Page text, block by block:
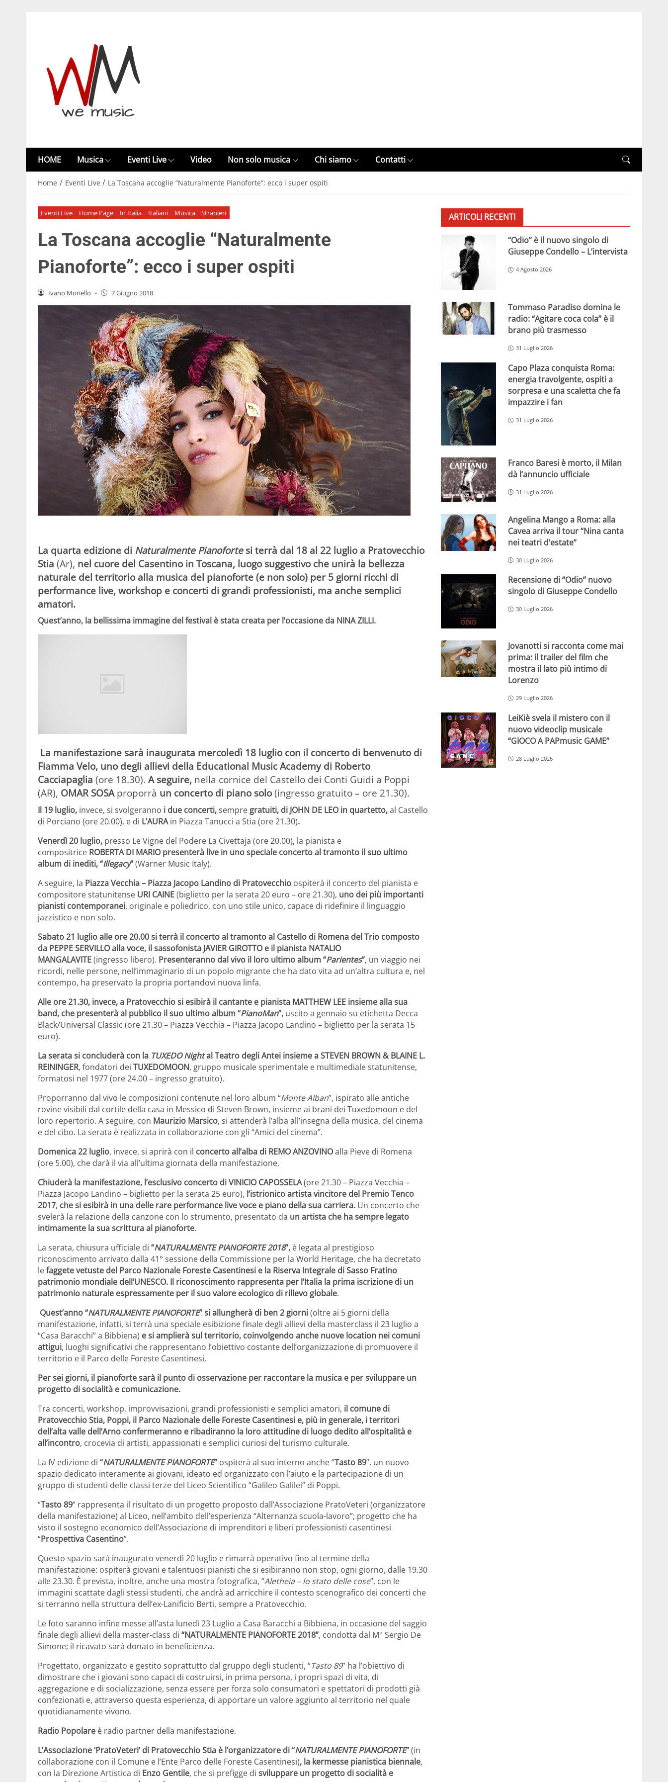
HOME Musica Eventi Live Video Non solo musica Chi siamo Contatti
Home / Eventi Live / La Toscana accoglie “Naturalmente Pianoforte”: ecco i super ospiti
Eventi Live Home Page In Italia Italiani Musica Stranieri
La Toscana accoglie “Naturalmente
Pianoforte”: ecco i super ospiti
Ivano Moriello - 7 Giugno 2018
La quarta edizione di Naturalmente Pianoforte si terrà dal 18 al 22 luglio a Pratovecchio
Stia (Ar), nel cuore del Casentino in Toscana, luogo suggestivo che unirà la bellezza
naturale del territorio alla musica del pianoforte (e non solo) per 5 giorni ricchi di
performance live, workshop e concerti di grandi professionisti, ma anche semplici
amatori.
Quest’anno, la bellissima immagine del festival è stata creata per l’occasione da NINA ZILLI.
La manifestazione sarà inaugurata mercoledì 18 luglio con il concerto di benvenuto di
Fiamma Velo, uno degli allievi della Educational Music Academy di Roberto
Cacciapaglia (ore 18.30). A seguire, nella cornice del Castello dei Conti Guidi a Poppi
(AR), OMAR SOSA proporrà un concerto di piano solo (ingresso gratuito – ore 21.30).
Il 19 luglio, invece, si svolgeranno i due concerti,sempre gratuiti, di JOHN DE LEO in quartetto,al Castello
di Porciano (ore 20.00), e di L’AURAin Piazza Tanucci a Stia (ore 21.30).
Venerdì 20 luglio, presso Le Vigne del Podere La Civettaja (ore 20.00), la pianista e
compositrice ROBERTA DI MARIO presenterà live in uno speciale concerto al tramonto il suo ultimo
album di inediti, “Illegacy”(Warner Music Italy).
A seguire, la Piazza Vecchia – Piazza Jacopo Landino di Pratovecchio ospiterà il concerto del pianista e
compositore statunitense URI CAINE(biglietto per la serata 20 euro – ore 21.30), uno dei più importanti
pianisti contemporanei, originale e poliedrico, con uno stile unico, capace di ridefinire il linguaggio
jazzistico e non solo.
Sabato 21 luglio alle ore 20.00 si terrà il concerto al tramonto al Castello di Romena del Trio composto
da PEPPE SERVILLO alla voce, il sassofonista JAVIER GIROTTO e il pianista NATALIO
MANGALAVITE(ingresso libero). Presenteranno dal vivo il loro ultimo album “Parientes”, un viaggio nei
ricordi, nelle persone, nell’immaginario di un popolo migrante che ha dato vita ad un’altra cultura e, nel
contempo, ha preservato la propria portandovi nuova linfa.
Alle ore 21.30, invece, a Pratovecchio si esibirà il cantante e pianista MATTHEW LEE insieme alla sua
band, che presenterà al pubblico il suo ultimo album “PianoMan”, uscito a gennaio su etichetta Decca
Black/Universal Classic (ore 21.30 – Piazza Vecchia – Piazza Jacopo Landino – biglietto per la serata 15
euro).
La serata si concluderà con la TUXEDO Nightal Teatro degli Antei insieme a STEVEN BROWN & BLAINE L.
REININGER, fondatori dei TUXEDOMOON, gruppo musicale sperimentale e multimediale statunitense,
formatosi nel 1977 (ore 24.00 – ingresso gratuito).
Proporranno dal vivo le composizioni contenute nel loro album “Monte Alban”, ispirato alle antiche
rovine visibili dal cortile della casa in Messico di Steven Brown, insieme ai brani dei Tuxedomoon e del
loro repertorio. A seguire, con Maurizio Marsico, si attenderà l’alba all’insegna della musica, del cinema
e del cibo. La serata è realizzata in collaborazione con gli “Amici del cinema”.
Domenica22 luglio, invece, si aprirà con il concerto all’alba di REMO ANZOVINOalla Pieve di Romena
(ore 5.00), che darà il via all’ultima giornata della manifestazione.
Chiuderà la manifestazione, l’esclusivo concerto di VINICIO CAPOSSELA(ore 21.30 – Piazza Vecchia –
Piazza Jacopo Landino – biglietto per la serata 25 euro), l’istrionico artista vincitore del Premio Tenco
2017, che si esibirà in una delle rare performance live voce e piano della sua carriera. Un concerto che
svelerà la relazione della canzone con lo strumento, presentato da un artista che ha sempre legato
intimamente la sua scrittura al pianoforte.
La serata, chiusura ufficiale di “NATURALMENTE PIANOFORTE 2018”, è legata al prestigioso
riconoscimento arrivato dalla 41° sessione della Commissione per la World Heritage, che ha decretato
lefaggete vetuste del Parco Nazionale Foreste Casentinesi e la Riserva Integrale di Sasso Fratino
patrimonio mondiale dell’UNESCO. Il riconoscimento rappresenta per l’Italia la prima iscrizione di un
patrimonio naturale espressamente per il suo valore ecologico di rilievo globale.
Quest’anno “NATURALMENTE PIANOFORTE” si allungherà di ben 2 giorni(oltre ai 5 giorni della
manifestazione, infatti, si terrà una speciale esibizione finale degli allievi della masterclass il 23 luglio a
“Casa Baracchi” a Bibbiena) e si amplierà sul territorio, coinvolgendo anche nuove location nei comuni
attigui, luoghi significativi che rappresentano l’obiettivo costante dell’organizzazione di promuovere il
territorio e il Parco delle Foreste Casentinesi.
Per sei giorni, il pianoforte sarà il punto di osservazione per raccontare la musica e per sviluppare un
progetto di socialità e comunicazione.
Tra concerti, workshop, improvvisazioni, grandi professionisti e semplici amatori, il comune di
Pratovecchio Stia, Poppi, il Parco Nazionale delle Foreste Casentinesi e, più in generale, i territori
dell’alta valle dell’Arno confermeranno e ribadiranno la loro attitudine di luogo dedito all’ospitalità e
all’incontro, crocevia di artisti, appassionati e semplici curiosi del turismo culturale.
La IV edizione di “NATURALMENTE PIANOFORTE” ospiterà al suo interno anche “Tasto 89”, un nuovo
spazio dedicato interamente ai giovani, ideato ed organizzato con l’aiuto e la partecipazione di un
gruppo di studenti delle classi terze del Liceo Scientifico “Galileo Galilei” di Poppi.
“Tasto 89” rappresenta il risultato di un progetto proposto dall’Associazione PratoVeteri (organizzatore
della manifestazione) al Liceo, nell’ambito dell’esperienza “Alternanza scuola-lavoro”; progetto che ha
visto il sostegno economico dell’Associazione di imprenditori e liberi professionisti casentinesi
“Prospettiva Casentino”.
Questo spazio sarà inaugurato venerdì 20 luglio e rimarrà operativo fino al termine della
manifestazione: ospiterà giovani e talentuosi pianisti che si esibiranno non stop, ogni giorno, dalle 19.30
alle 23.30. È prevista, inoltre, anche una mostra fotografica, “Aletheia – lo stato delle cose”, con le
immagini scattate dagli stessi studenti, che andrà ad arricchire il contesto scenografico dei concerti che
si terranno nella struttura dell’ex-Lanificio Berti, sempre a Pratovecchio.
Le foto saranno infine messe all’asta lunedì 23 Luglio a Casa Baracchi a Bibbiena, in occasione del saggio
finale degli allievi della master-class di “NATURALMENTE PIANOFORTE 2018”, condotta dal M° Sergio De
Simone; il ricavato sarà donato in beneficienza.
Progettato, organizzato e gestito soprattutto dal gruppo degli studenti, “Tasto 89” ha l’obiettivo di
dimostrare che i giovani sono capaci di costruirsi, in prima persona, i propri spazi di vita, di
aggregazione e di socializzazione, senza essere per forza solo consumatori e spettatori di prodotti già
confezionati e, attraverso questa esperienza, di apportare un valore aggiunto al territorio nel quale
quotidianamente vivono.
Radio Popolare è radio partner della manifestazione.
L’Associazione ‘PratoVeteri’ di Pratovecchio Stia è l’organizzatore di “NATURALMENTE PIANOFORTE”(in
collaborazione con il Comune e l’Ente Parco delle Foreste Casentinesi), la kermesse pianistica biennale,
con la Direzione Artistica di Enzo Gentile, che si prefigge di sviluppare un progetto di socialità e
ARTICOLI RECENTI
“Odio” è il nuovo singolo di
Giuseppe Condello – L’intervista
4 Agosto 2026
Tommaso Paradiso domina le
radio: “Agitare coca cola” è il
brano più trasmesso
31 Luglio 2026
Capo Plaza conquista Roma:
energia travolgente, ospiti a
sorpresa e una scaletta che fa
impazzire i fan
31 Luglio 2026
Franco Baresi è morto, il Milan
dà l’annuncio ufficiale
31 Luglio 2026
Angelina Mango a Roma: alla
Cavea arriva il tour “Nina canta
nei teatri d’estate”
30 Luglio 2026
Recensione di “Odio” nuovo
singolo di Giuseppe Condello
30 Luglio 2026
Jovanotti si racconta come mai
prima: il trailer del film che
mostra il lato più intimo di
Lorenzo
29 Luglio 2026
LeiKiè svela il mistero con il
nuovo videoclip musicale
“GIOCO A PAPmusic GAME”
28 Luglio 2026